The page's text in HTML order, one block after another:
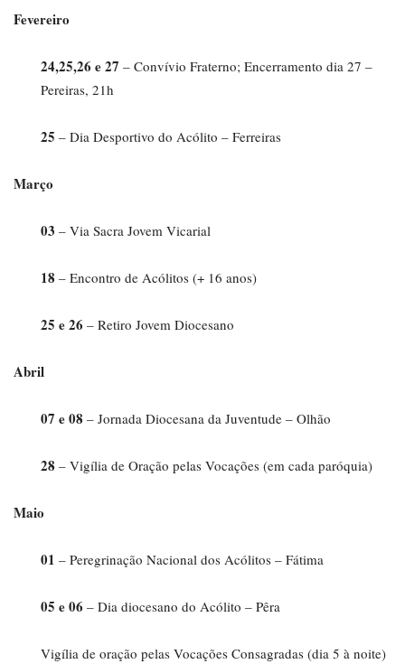
Fevereiro
24,25,26 e 27 – Convívio Fraterno; Encerramento dia 27 –
Pereiras, 21h
25 – Dia Desportivo do Acólito – Ferreiras
Março
03 – Via Sacra Jovem Vicarial
18 – Encontro de Acólitos (+ 16 anos)
25 e 26 – Retiro Jovem Diocesano
Abril
07 e 08 – Jornada Diocesana da Juventude – Olhão
28 – Vigília de Oração pelas Vocações (em cada paróquia)
Maio
01 – Peregrinação Nacional dos Acólitos – Fátima
05 e 06 – Dia diocesano do Acólito – Pêra
Vigília de oração pelas Vocações Consagradas (dia 5 à noite)